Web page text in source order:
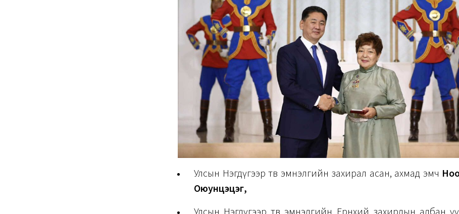
Улсын Нэгдүгээр төв эмнэлгийн захирал асан, ахмад эмч
Оюунцэцэг,